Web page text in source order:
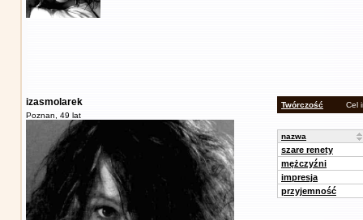
izasmolarek
Poznan, 49 lat
Twórczość Cel
nazwa
szare renety
mężczyźni
impresja
przyjemność